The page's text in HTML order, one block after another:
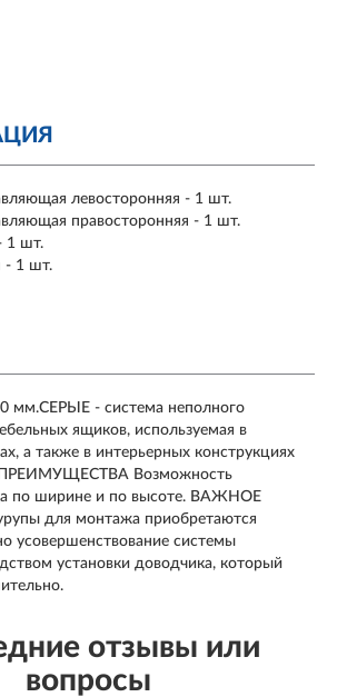
левосторонняя - 1 шт.
правосторонняя - 1 шт.
1 шт.
- 1 шт.
мм.СЕРЫЕ - система неполного
ящиков, используемая в
а также в интерьерных конструкциях
ПРЕИМУЩЕСТВА Возможность
по ширине и по высоте. ВАЖНОЕ
для монтажа приобретаются
усовершенствование системы
установки доводчика, который
отзывы или
вопросы